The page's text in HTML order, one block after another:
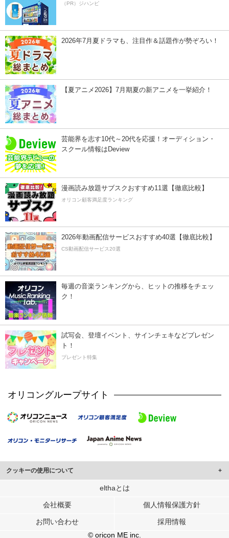
（PR）ジハンピ
2026年7月夏ドラマも、注目作＆話題作が勢ぞろい！
【夏アニメ2026】7月期夏の新アニメを一挙紹介！
芸能界を志す10代～20代を応援！オーディション・
スクール情報はDeview
漫画読み放題サブスクおすすめ11選【徹底比較】
オリコン顧客満足度ランキング
2026年動画配信サービスおすすめ40選【徹底比較】
CS動画配信サービス20選
毎週の音楽ランキングから、ヒットの推移をチェッ
ク！
試写会、登壇イベント、サインチェキなどプレゼン
ト！
プレゼント特集
オリコングループサイト
クッキーの使用について
このサイトでは Cookie を使用して、ユーザーに合わせたコンテンツや広告の
行っています。
メディアや広告配信、データ解析の各パートナーに提供しています。
各パートナーは、この情報とユーザーが各パートナーに提供した他の情報や、
elthaとは
会社概要 個人情報保護方針
お問い合わせ
採用情報
© oricon ME inc.